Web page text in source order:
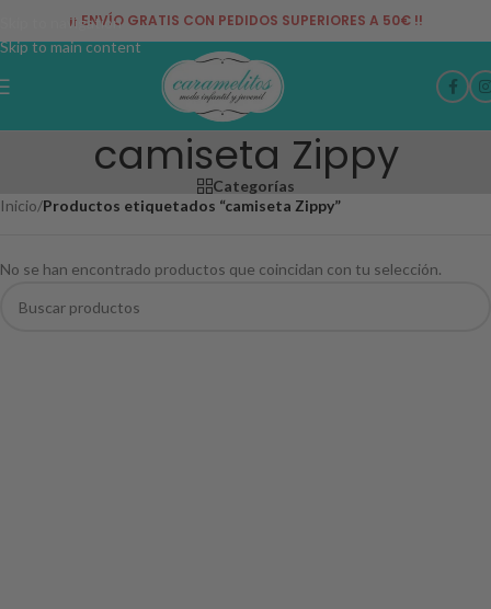
Skip to navigation
Skip to main content
¡¡ ENVÍO GRATIS CON PEDIDOS SUPERIORES A 50€ !!
camiseta Zippy
Categorías
Inicio/Productos etiquetados “camiseta Zippy”
No se han encontrado productos que coincidan con tu selección.